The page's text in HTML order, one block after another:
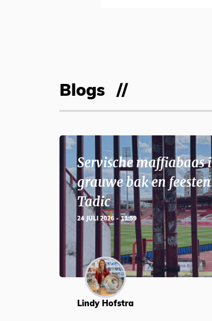
Blogs
Servische maffiabaas
grauwe bak en
Tadic
24 JULI 2026 - 11:59
Lindy Hofstra